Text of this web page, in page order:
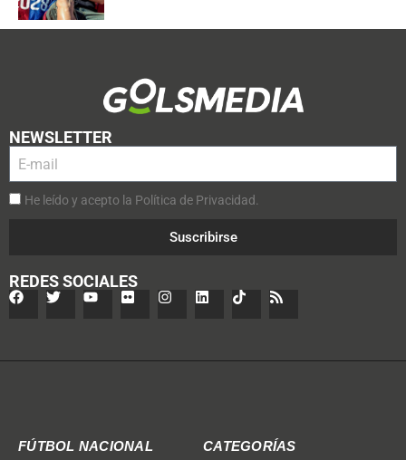
NEWSLETTER
He leído y acepto la Política de Privacidad.
Suscribirse
REDES SOCIALES
FÚTBOL NACIONAL CATEGORÍAS